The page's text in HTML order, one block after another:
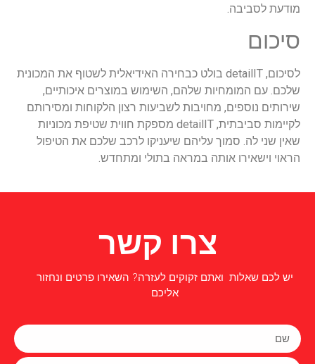
מודעת לסביבה.
סיכום
לסיכום, detailIT בולט כבחירה האידיאלית לשטוף את המכונית
שלכם. עם המומחיות שלהם, השימוש במוצרים איכותיים,
שירותים נוספים, מחויבות לשביעות רצון הלקוחות ומסירותם
לקיימות סביבתית, detailIT מספקת חווית שטיפת מכוניות
שאין שני לה. סמוך עליהם שיעניקו לרכב שלכם את הטיפול
הראוי וישאירו אותה במראה בתולי ומתחדש.
צרו קשר
יש לכם שאלות ואתם זקוקים לעזרה? השאירו פרטים ונחזור
אליכם